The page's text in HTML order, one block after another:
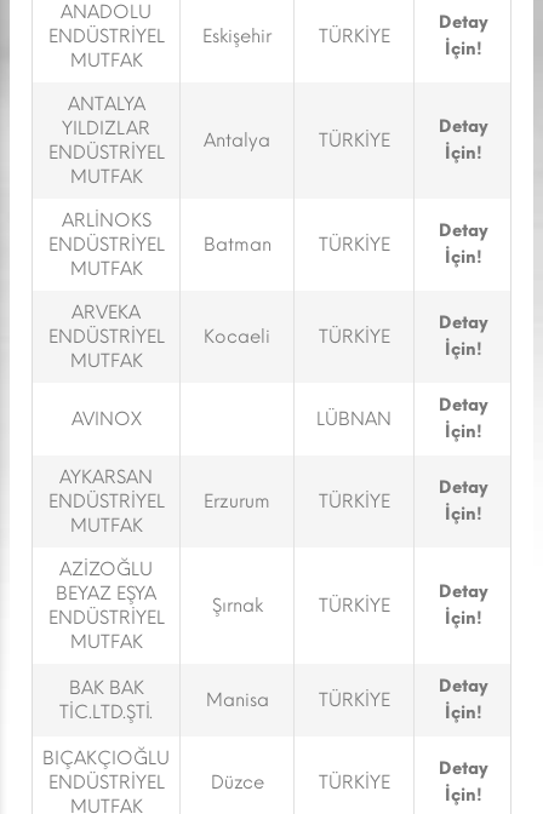
ANADOLU
ENDÜSTRİYEL
MUTFAK
Eskişehir TÜRKİYE
Detay
İçin!
ANTALYA
YILDIZLAR
ENDÜSTRİYEL
MUTFAK
Antalya TÜRKİYE
Detay
İçin!
ARLİNOKS
ENDÜSTRİYEL
MUTFAK
Batman TÜRKİYE
Detay
İçin!
ARVEKA
ENDÜSTRİYEL
MUTFAK
Kocaeli TÜRKİYE
Detay
İçin!
AVINOX LÜBNAN
Detay
İçin!
AYKARSAN
ENDÜSTRİYEL
MUTFAK
Erzurum TÜRKİYE
Detay
İçin!
AZİZOĞLU
BEYAZ EŞYA
ENDÜSTRİYEL
MUTFAK
Şırnak TÜRKİYE
Detay
İçin!
BAK BAK
TİC.LTD.ŞTİ.
Manisa TÜRKİYE
Detay
İçin!
BIÇAKÇIOĞLU
ENDÜSTRİYEL
MUTFAK
Düzce TÜRKİYE
Detay
İçin!